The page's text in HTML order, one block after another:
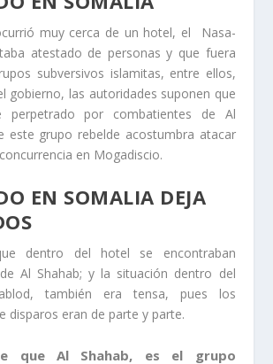
muy cerca de un hotel, el Nasa-
atestado de personas y que fuera
subversivos islamitas, entre ellos,
gobierno, las autoridades suponen que
perpetrado por combatientes de Al
este grupo rebelde acostumbra atacar
en Mogadiscio.
EN SOMALIA DEJA
dentro del hotel se encontraban
Al Shahab; y la situación dentro del
también era tensa, pues los
disparos eran de parte y parte.
que Al Shahab, es el grupo